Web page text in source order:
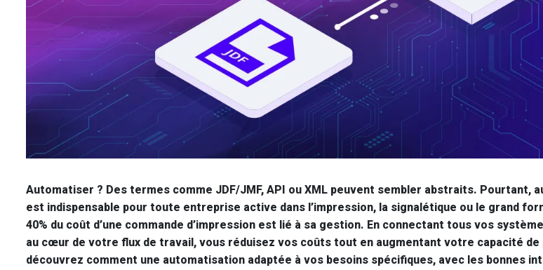
Automatiser ? Des termes comme JDF/JMF, API ou XML peuvent sembler abstraits. Pourtant,
est indispensable pour toute entreprise active dans l’impression, la signalétique ou le grand
40% du coût d’une commande d’impression est lié à sa gestion. En connectant tous vos
au cœur de votre flux de travail, vous réduisez vos coûts tout en augmentant votre capacité de
découvrez comment une automatisation adaptée à vos besoins spécifiques, avec les bonnes